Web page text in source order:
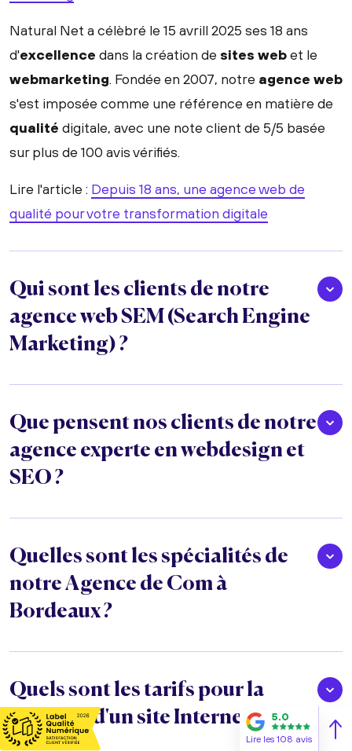
Natural Net a célèbré le 15 avrill 2025 ses 18 ans
d'excellence dans la création de sites webet le
webmarketing. Fondée en 2007, notre agence web
s'est imposée comme une référence en matière de
qualité digitale, avec une note client de 5/5 basée
sur plus de 100 avis vérifiés.
Lire l'article : Depuis 18 ans, une agence web de
qualité pour votre transformation digitale
Qui sont les clients de notre
agence web SEM (Search Engine
Marketing) ?
Que pensent nos clients de notre
agence experte en webdesign et
SEO ?
Quelles sont les spécialités de
notre Agence de Com à
Bordeaux ?
Quels sont les tarifs pour la
création d'un site Internet ?
5.0
Lire les 108 avis